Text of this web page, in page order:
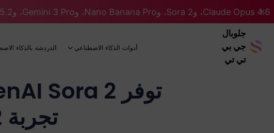
Claude Opus 4.6، وSora 2، وNano Banana Pro، وGemini 3 Pro، وGPT 5.2 GPT 5.2... كلها على نظام Pro. 46% OFF
جلوبال
جي بي
تي تي
أدوات الذكاء الاصطناعي الدردشة بالذكاء
تجربة Sora 2 على الفور